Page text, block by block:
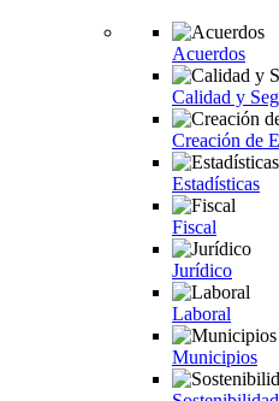
Acuerdos
Calidad y
Creación de
Estadísticas
Fiscal
Jurídico
Laboral
Municipios